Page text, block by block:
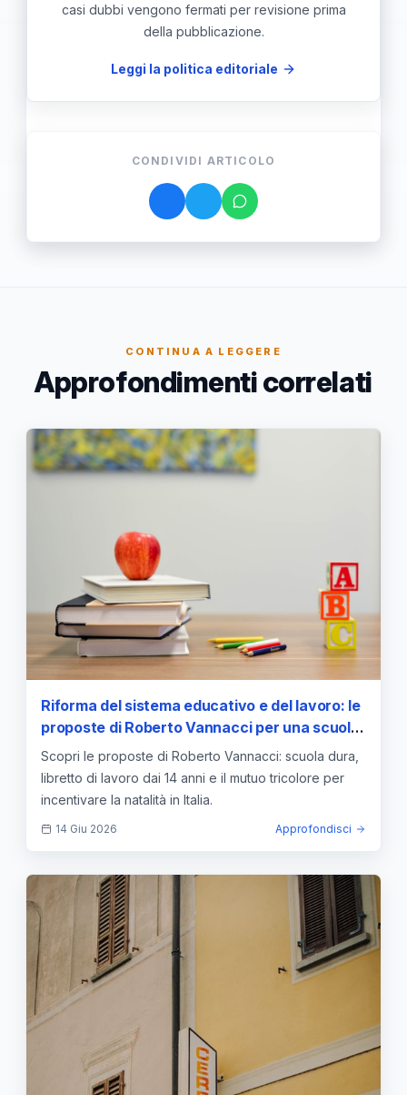
casi dubbi vengono fermati per revisione prima
della pubblicazione.
Leggi la politica editoriale
CONDIVIDI ARTICOLO
CONTINUA A LEGGERE
Approfondimenti correlati
Riforma del sistema educativo e del lavoro: le
proposte di Roberto Vannacci per una scuola
selettiva e il libretto di lavoro a 14 anni
Scopri le proposte di Roberto Vannacci: scuola dura,
libretto di lavoro dai 14 anni e il mutuo tricolore per
incentivare la natalità in Italia.
14 Giu 2026 Approfondisci